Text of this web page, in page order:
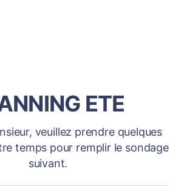
ETE
veuillez prendre quelques
temps pour remplir le sondage
suivant.